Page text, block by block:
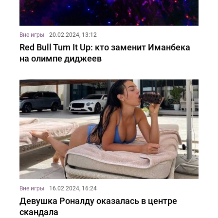
Вне игры 20.02.2024, 13:12
Red Bull Turn It Up: кто заменит Иманбека
на олимпе диджеев
Вне игры 16.02.2024, 16:24
Девушка Роналду оказалась в центре
скандала